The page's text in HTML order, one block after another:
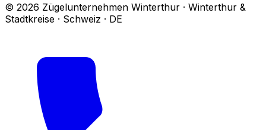
© 2026 Zügelunternehmen Winterthur · Winterthur &
Stadtkreise · Schweiz · DE